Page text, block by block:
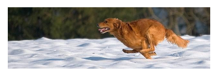
Fúriky
Rozmetadlá
a posypové
Nabíjačky
autobatérií
Vykurovanie